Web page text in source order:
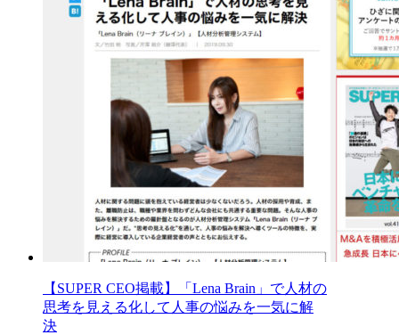
【SUPER CEO掲載】「Lena Brain」で人材の
思考を見える化して人事の悩みを一気に解
決